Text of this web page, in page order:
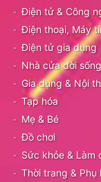
Điện tử & Công
Điện thoại, Máy
Điện tử gia dụng
Nhà cửa đời sống
Gia dụng & Nội
Tạp hóa
Mẹ & Bé
Đồ chơi
Sức khỏe & Làm
Thời trang & Phụ